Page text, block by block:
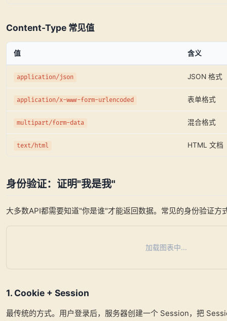
Content-Type 常见值
值 含义
application/json JSON 格式
application/x-www-form-urlencoded 表单格式
multipart/form-data 混合格式
text/html HTML 文档
身份验证：证明"我是我"
大多数API都需要知道"你是谁"才能返回数据。常见的身份验证方
加载图表中...
1. Cookie + Session
最传统的方式。用户登录后，服务器创建一个 Session，把